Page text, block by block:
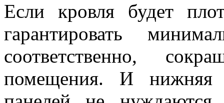
Если кровля будет
гарантировать
соответственно,
помещения. И нижняя